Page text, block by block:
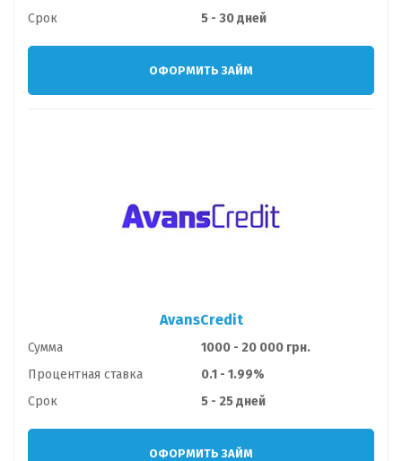
Срок
5 - 30 дней
ОФОРМИТЬ ЗАЙМ
AvansCredit
Сумма
1000 - 20 000 грн.
Процентная ставка
0.1 - 1.99%
Срок
5 - 25 дней
ОФОРМИТЬ ЗАЙМ